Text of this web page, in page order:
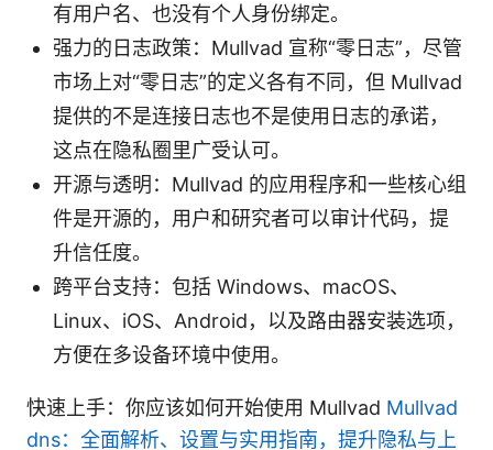
有用户名、也没有个人身份绑定。
强力的日志政策：Mullvad 宣称“零日志”，尽管
市场上对“零日志”的定义各有不同，但 Mullvad
提供的不是连接日志也不是使用日志的承诺，
这点在隐私圈里广受认可。
开源与透明：Mullvad 的应用程序和一些核心组
件是开源的，用户和研究者可以审计代码，提
升信任度。
跨平台支持：包括 Windows、macOS、
Linux、iOS、Android，以及路由器安装选项，
方便在多设备环境中使用。
快速上手：你应该如何开始使用 Mullvad Mullvad
dns：全面解析、设置与实用指南，提升隐私与上